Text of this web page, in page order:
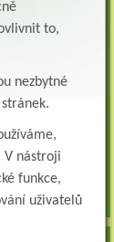
VŠEOBECNÁ
způsobi...
to,
nezbytné
V nástroji
funkce,
uživatelů